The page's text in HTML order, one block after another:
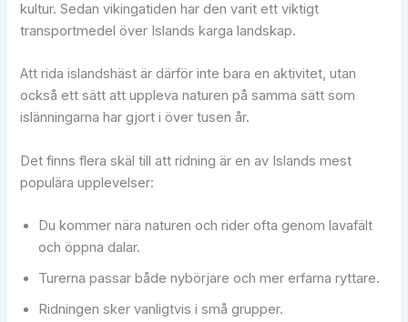
kultur. Sedan vikingatiden har den varit ett viktigt
transportmedel över Islands karga landskap.
Att rida islandshäst är därför inte bara en aktivitet, utan
också ett sätt att uppleva naturen på samma sätt som
islänningarna har gjort i över tusen år.
Det finns flera skäl till att ridning är en av Islands mest
populära upplevelser:
Du kommer nära naturen och rider ofta genom lavafält
och öppna dalar.
Turerna passar både nybörjare och mer erfarna ryttare.
Ridningen sker vanligtvis i små grupper.